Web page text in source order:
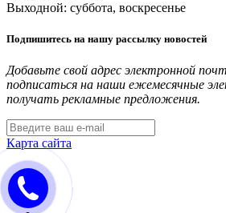
Выходной: суббота, воскресенье
Подпишитесь на нашу рассылку новостей
Добавьте свой адрес электронной
подписаться на наши ежемесячные
получать рекламные предложения.
Карта сайта